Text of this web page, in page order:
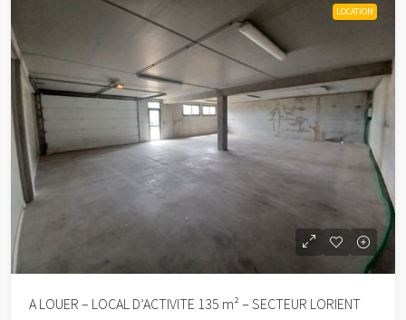
LOCATION
A LOUER – LOCAL D’ACTIVITE 135 m² – SECTEUR LORIENT